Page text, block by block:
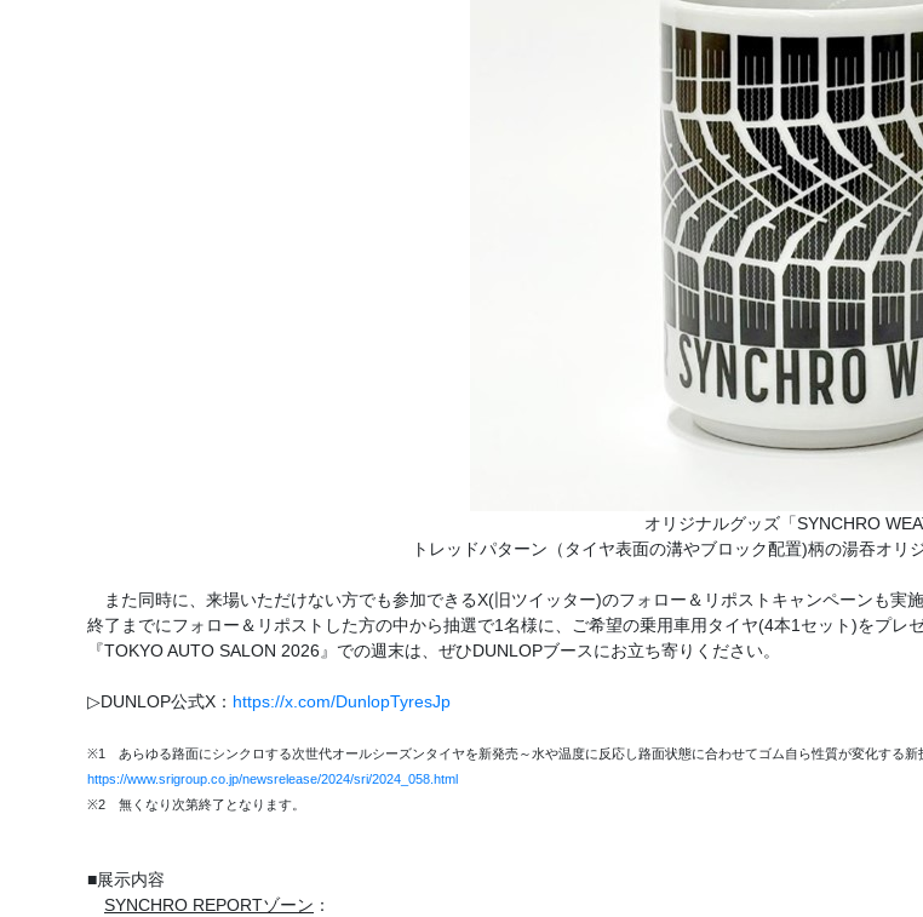
オリジナルグッズ「SYNCHRO
トレッドパターン（タイヤ表面の溝やブロック配置)柄の湯吞オリ
また同時に、来場いただけない方でも参加できるX(旧ツイッター)のフォロー＆リポストキャンペーンも実
終了までにフォロー＆リポストした方の中から抽選で1名様に、ご希望の乗用車用タイヤ(4本1セット)をプレゼ
『TOKYO AUTO SALON 2026』での週末は、ぜひDUNLOPブースにお立ち寄りください。
▷DUNLOP公式X： https://x.com/DunlopTyresJp
※1 あらゆる路面にシンクロする次世代オールシーズンタイヤを新発売～水や温度に反応し路面状態に合わせてゴム自ら性質が変化する
https://www.srigroup.co.jp/newsrelease/2024/sri/2024_058.html
※2 無くなり次第終了となります。
■展示内容
SYNCHRO REPORTゾーン ：